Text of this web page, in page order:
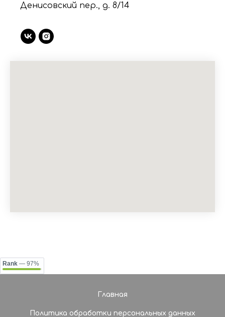
Денисовский пер., д. 8/14
Rank — 97%
Главная
Политика обработки персональных данных